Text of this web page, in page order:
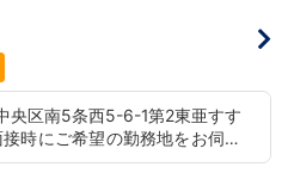
ー業界だからといって一般大手
けを取らない体制で取り組んで
す。そのため、誰もが安心して
のできる環境なのです。それで
イトをご覧下さい。
group.biz/】※お手
ピー＆ペーストしてURLを開い
allowance introduced
for those who are fluen
languages인바운드 대책 철
조건 월급 40만엔부터 시작!어
略無條件月薪 400,000 日圓起
貼能說至少三種語言者優先
央区南5条西5-6-1第2東亜すす
決定いたします。 入社後の転